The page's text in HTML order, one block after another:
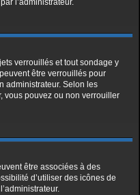
l’administrateur.
verrouillés et tout sondage y
être verrouillés pour
administrateur. Selon les
vous pouvez ou non verrouiller
être associées à des
d’utiliser des icônes de